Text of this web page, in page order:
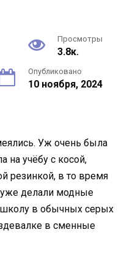
Просмотры
3.8к.
Опубликовано
10 ноября, 2024
Уж очень была
на учёбу с косой,
резинкой, в то время
делали модные
в обычных серых
в сменные